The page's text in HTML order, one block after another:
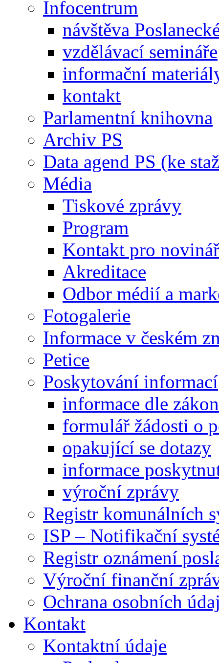
Infocentrum
návštěva
vzdělávací semináře
informační
kontakt
Parlamentní knihovna
Archiv PS
Data agend PS (ke
Média
Tiskové zprávy
Program
Kontakt pro
Akreditace
Odbor médií a
Fotogalerie
Informace v českém
Petice
Poskytování informací
informace dle
formulář žádosti o
opakující se dotazy
informace
výroční zprávy
Registr komunálních
ISP – Notifikační
Registr oznámení
Výroční finanční
Ochrana osobních
Kontakt
Kontaktní údaje